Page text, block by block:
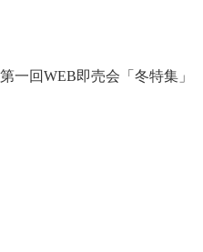
第一回WEB即売会「冬特集」